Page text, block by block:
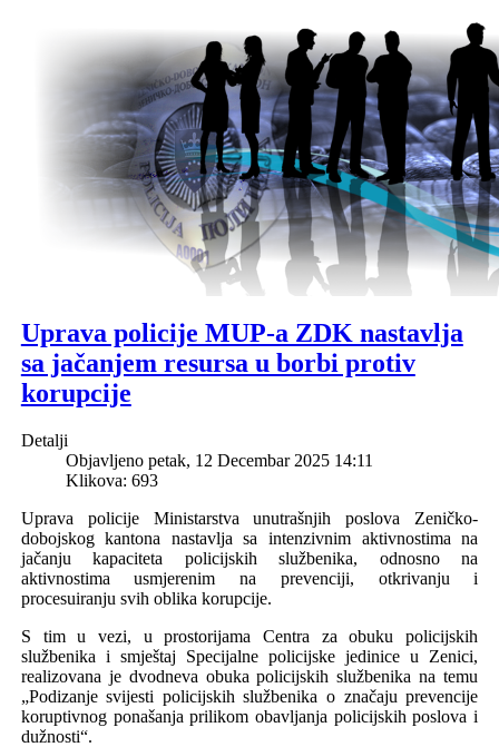
Uprava policije MUP-a ZDK nastavlja
sa jačanjem resursa u borbi protiv
korupcije
Detalji
Objavljeno petak, 12 Decembar 2025 14:11
Klikova: 693
Uprava policije Ministarstva unutrašnjih poslova Zeničko-
dobojskog kantona nastavlja sa intenzivnim aktivnostima na
jačanju kapaciteta policijskih službenika, odnosno na
aktivnostima usmjerenim na prevenciji, otkrivanju i
procesuiranju svih oblika korupcije.
S tim u vezi, u prostorijama Centra za obuku policijskih
službenika i smještaj Specijalne policijske jedinice u Zenici,
realizovana je dvodneva obuka policijskih službenika na temu
„Podizanje svijesti policijskih službenika o značaju prevencije
koruptivnog ponašanja prilikom obavljanja policijskih poslova i
dužnosti“.